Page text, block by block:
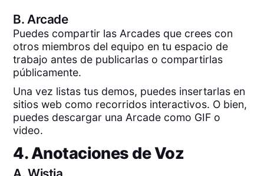
B. Arcade
Puedes compartir las Arcades que crees con
otros miembros del equipo en tu espacio de
trabajo antes de publicarlas o compartirlas
públicamente.
Una vez listas tus demos, puedes insertarlas en
sitios web como recorridos interactivos. O bien,
puedes descargar una Arcade como GIF o
video.
4. Anotaciones de Voz